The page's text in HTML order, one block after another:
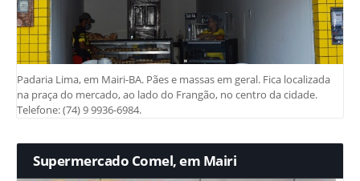
Padaria Lima, em Mairi-BA. Pães e massas em geral. Fica localizada
na praça do mercado, ao lado do Frangão, no centro da cidade.
Telefone: (74) 9 9936-6984.
Supermercado Comel, em Mairi